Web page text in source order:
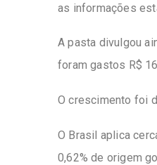
as informações
A pasta divulgou
foram gastos R$
O crescimento foi
O Brasil aplica
0,62% de origem